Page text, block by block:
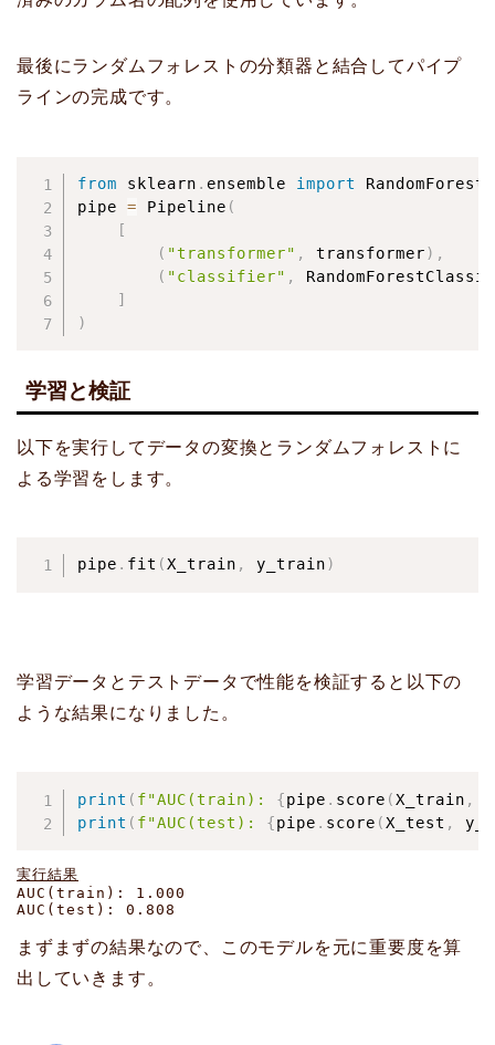
最後にランダムフォレストの分類器と結合してパイプ
ラインの完成です。
from sklearn . ensemble import
pipe = Pipeline (
[
( "transformer" , transformer) ,
( "classifier" ,
]
)
学習と検証
以下を実行してデータの変換とランダムフォレストに
よる学習をします。
pipe . fit (X_train , y_train)
学習データとテストデータで性能を検証すると以下の
ような結果になりました。
print ( f"AUC(train): {pipe . score (X_train ,
print ( f"AUC(test): {pipe . score (X_test ,
実行結果
AUC(train): 1.000
AUC(test): 0.808
まずまずの結果なので、このモデルを元に重要度を算
出していきます。